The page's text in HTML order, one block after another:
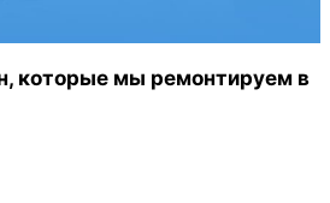
которые мы ремонтируем в